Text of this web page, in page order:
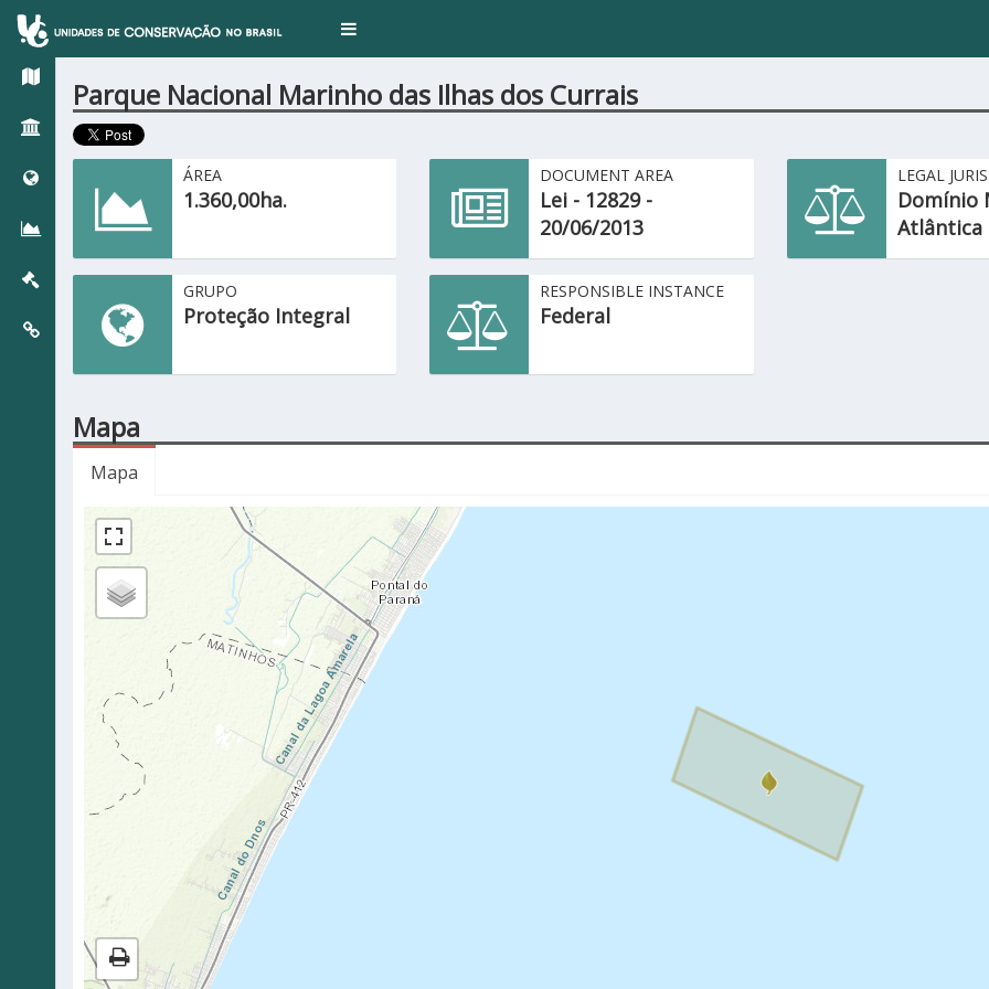
Toggle
Parque Nacional Marinho das Ilhas dos Currais
ÁREA
1.360,00ha.
DOCUMENT AREA
Lei - 12829 -
20/06/2013
LEGAL
Domínio
Atlântica
GRUPO
Proteção Integral
RESPONSIBLE INSTANCE
Federal
Mapa
Mapa